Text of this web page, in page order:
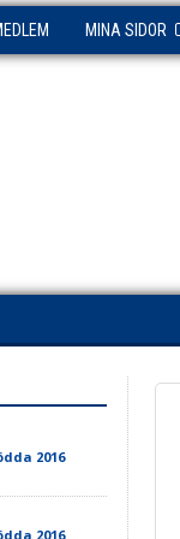
MINA SIDOR
2016
2016